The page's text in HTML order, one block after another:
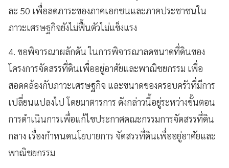
ละ 50 เพื่อลดภาระของภาคเอกชนและภาคประชาชนใน
ภาวะเศรษฐกิจยังไม่ฟื้นตัวไม่แข็งแรง
4. ขอพิจารณาผลักดัน ในการพิจารณาลดขนาดที่ดินของ
โครงการจัดสรรที่ดินเพื่ออยู่อาศัยและพาณิชยกรรม เพื่อ
สอดคล้องกับภาวะเศรษฐกิจ และขนาดของครอบครัวที่มีการ
เปลี่ยนแปลงไป โดยมาตารการ ดังกล่าวนี้อยู่ระหว่างขั้นตอน
การดำเนินการเพื่อแก้ไขประกาศคณะกรรมการจัดสรรที่ดิน
กลาง เรื่องกำหนดนโยบายการ จัดสรรที่ดินเพื่ออยู่อาศัยและ
พาณิชยกรรม